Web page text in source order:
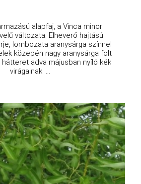
alapfaj, a Vinca minor
változata. Elheverő hajtású
lombozata aranysárga színnel
közepén nagy aranysárga folt
adva májusban nyíló kék
virágainak. ...